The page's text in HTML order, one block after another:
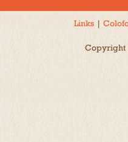
Links |
Copyright